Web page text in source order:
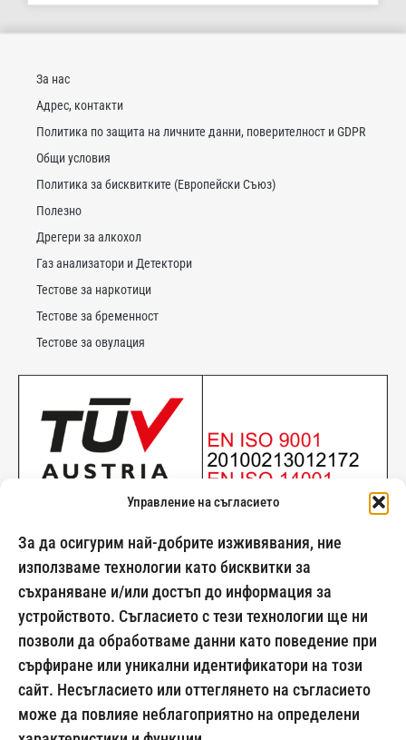
Управление на съгласието
За да осигурим най-добрите изживявания, ние
използваме технологии като бисквитки за
съхраняване и/или достъп до информация за
устройството. Съгласието с тези технологии ще ни
позволи да обработваме данни като поведение при
сърфиране или уникални идентификатори на този
сайт. Несъгласието или оттеглянето на съгласието
може да повлияе неблагоприятно на определени
За нас
Адрес, контакти
Политика по защита на личните данни, поверителност и GDPR
Общи условия
Политика за бисквитките (Европейски Съюз)
Полезно
Дрегери за алкохол
Газ анализатори и Детектори
Тестове за наркотици
Тестове за бременност
Тестове за овулация
024500269
Начини на плащане: